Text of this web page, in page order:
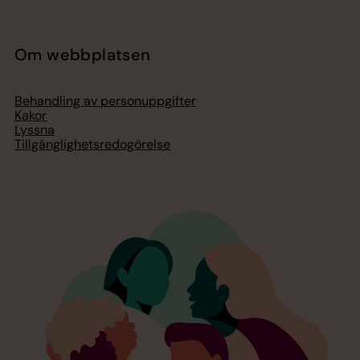
Om webbplatsen
Behandling av personuppgifter
Kakor
Lyssna
Tillgänglighetsredogörelse